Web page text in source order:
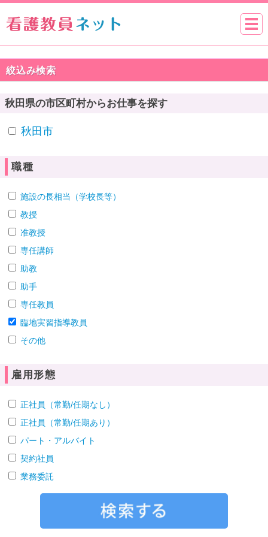
絞込み検索
秋田県の市区町村からお仕事を探す
秋田市
職種
施設の長相当（学校長等）
教授
准教授
専任講師
助教
助手
専任教員
臨地実習指導教員
その他
雇用形態
正社員（常勤/任期なし）
正社員（常勤/任期あり）
パート・アルバイト
契約社員
業務委託